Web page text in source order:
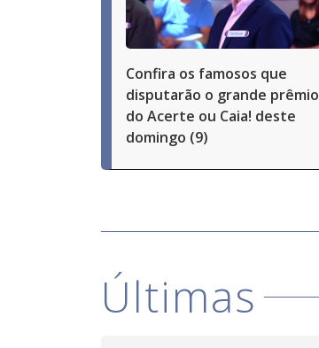
Confira os famosos que
disputarão o grande prêmio
do Acerte ou Caia! deste
domingo (9)
Últimas